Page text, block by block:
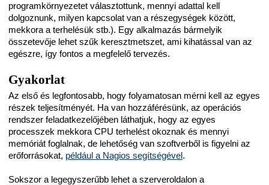
programkörnyezetet választottunk, mennyi adattal kell
dolgoznunk, milyen kapcsolat van a részegységek között,
mekkora a terhelésük stb.). Egy alkalmazás bármelyik
összetevője lehet szűk keresztmetszet, ami kihatással van az
egészre, így fontos a megfelelő tervezés.
Gyakorlat
Az első és legfontosabb, hogy folyamatosan mérni kell az egyes
részek teljesítményét. Ha van hozzáférésünk, az operációs
rendszer feladatkezelőjében láthatjuk, hogy az egyes
processzek mekkora CPU terhelést okoznak és mennyi
memóriát foglalnak, de lehetőség van szoftverből is figyelni az
erőforrásokat, például a Nagios segítségével.
Sokszor a legegyszerűbb lehet a szerveroldalon a